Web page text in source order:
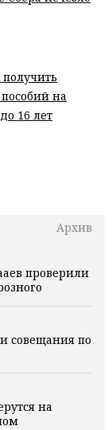
Архив
проверили
совещания по
на
на
16 лет